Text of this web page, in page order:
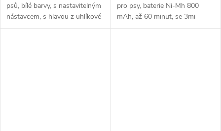
psů, bílé barvy, s nastavitelným
nástavcem, s hlavou z uhlíkové
oceli, s rozměry 14x3x3,6 cm.
pro psy, baterie Ni-Mh 800
mAh, až 60 minut, se 3mi
nástavci, nerezová hlava, šířka